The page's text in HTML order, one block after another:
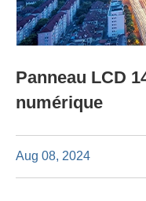
Panneau LCD
numérique
Aug 08, 2024